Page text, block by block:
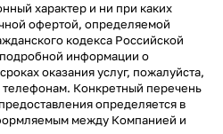
характер и ни при каких
офертой, определяемой
кодекса Российской
информации о
оказания услуг, пожалуйста,
Конкретный перечень
определяется в
между Компанией и